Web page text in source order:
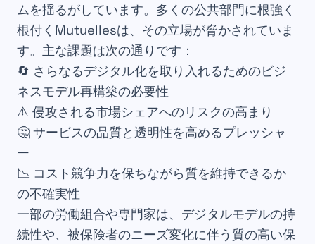
ムを揺るがしています。多くの公共部門に根強く
根付くMutuellesは、その立場が脅かされていま
す。主な課題は次の通りです：
🔄 さらなるデジタル化を取り入れるためのビジ
ネスモデル再構築の必要性
⚠️ 侵攻される市場シェアへのリスクの高まり
🤔 サービスの品質と透明性を高めるプレッシャ
ー
📉 コスト競争力を保ちながら質を維持できるか
の不確実性
一部の労働組合や専門家は、デジタルモデルの持
続性や、被保険者のニーズ変化に伴う質の高い保